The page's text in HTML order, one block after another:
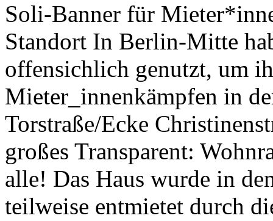
Soli-Banner für
Standort In Berlin-Mitte
offensichlich genutzt, um
Mieter_innenkämpfen in
Torstraße/Ecke
großes Transparent:
alle! Das Haus wurde in
teilweise entmietet durch